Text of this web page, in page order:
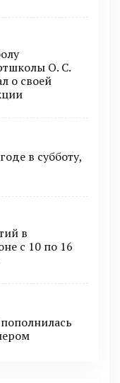
О. С.
о своей
в субботу,
в
с 10 по 16